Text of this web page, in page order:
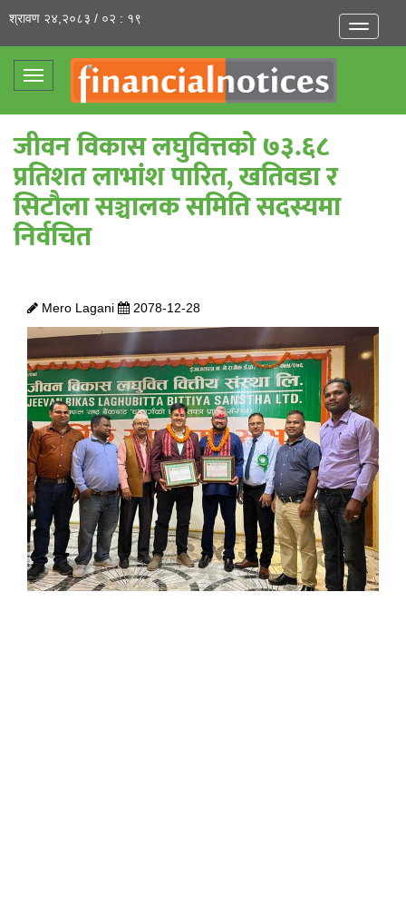
Toggle
श्रावण २४,२०८३ / ०२ : १९
Toggle
जीवन विकास लघुवित्तको ७३.६८
प्रतिशत लाभांश पारित, खतिवडा र
सिटाैला सञ्चालक समिति सदस्यमा
निर्वचित
Mero Lagani 2078-12-28